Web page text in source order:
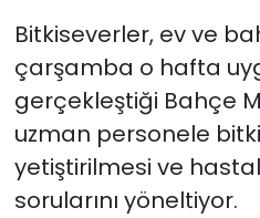
Bitkiseverler, ev ve
çarşamba o hafta
gerçekleştiği Bahçe
uzman personele
yetiştirilmesi ve
sorularını yöneltiyor.